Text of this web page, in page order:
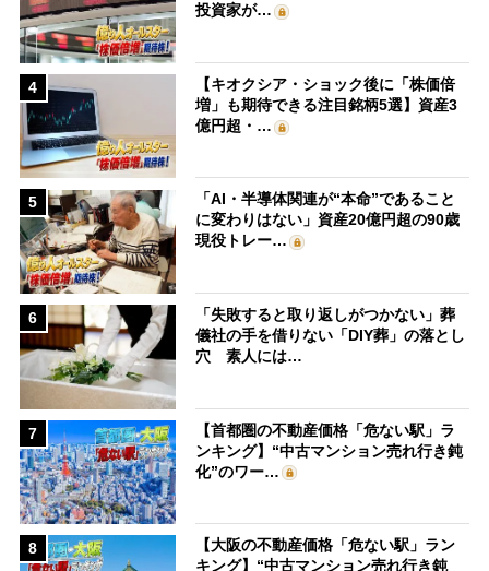
投資家が…
4
【キオクシア・ショック後に「株価倍
増」も期待できる注目銘柄5選】資産3
億円超・…
5
「AI・半導体関連が“本命”であること
に変わりはない」資産20億円超の90歳
現役トレー…
6
「失敗すると取り返しがつかない」葬
儀社の手を借りない「DIY葬」の落とし
穴 素人には…
7
【首都圏の不動産価格「危ない駅」ラ
ンキング】“中古マンション売れ行き鈍
化”のワー…
8
【大阪の不動産価格「危ない駅」ラン
キング】“中古マンション売れ行き鈍